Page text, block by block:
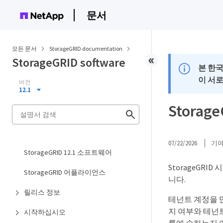
문서
모든 문서 StorageGRID documentation
StorageGRID software
버전
12.1
StorageGRID 12.1 소프트웨어
StorageGRID 어플라이언스
릴리스 정보
시작하십시오
본 한
이 서
07/22/2026 기
StorageGRID
니다.
테넌트 계정을
지 여부와 테넌